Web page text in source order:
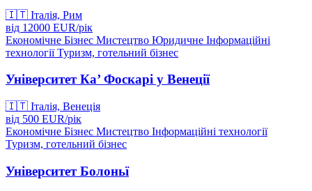
🇮🇹 Італія, Рим
від 12000 EUR/рік
Економічне Бізнес Мистецтво Юридичне Інформаційні
технології Туризм, готельний бізнес
Університет Ка’ Фоскарі у Венеції
🇮🇹 Італія, Венеція
від 500 EUR/рік
Економічне Бізнес Мистецтво Інформаційні технології
Туризм, готельний бізнес
Університет Болоньї